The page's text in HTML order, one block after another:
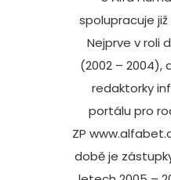
spolupracuje již
Nejprve v roli
(2002 – 2004),
redaktorky
portálu pro
ZP
době je